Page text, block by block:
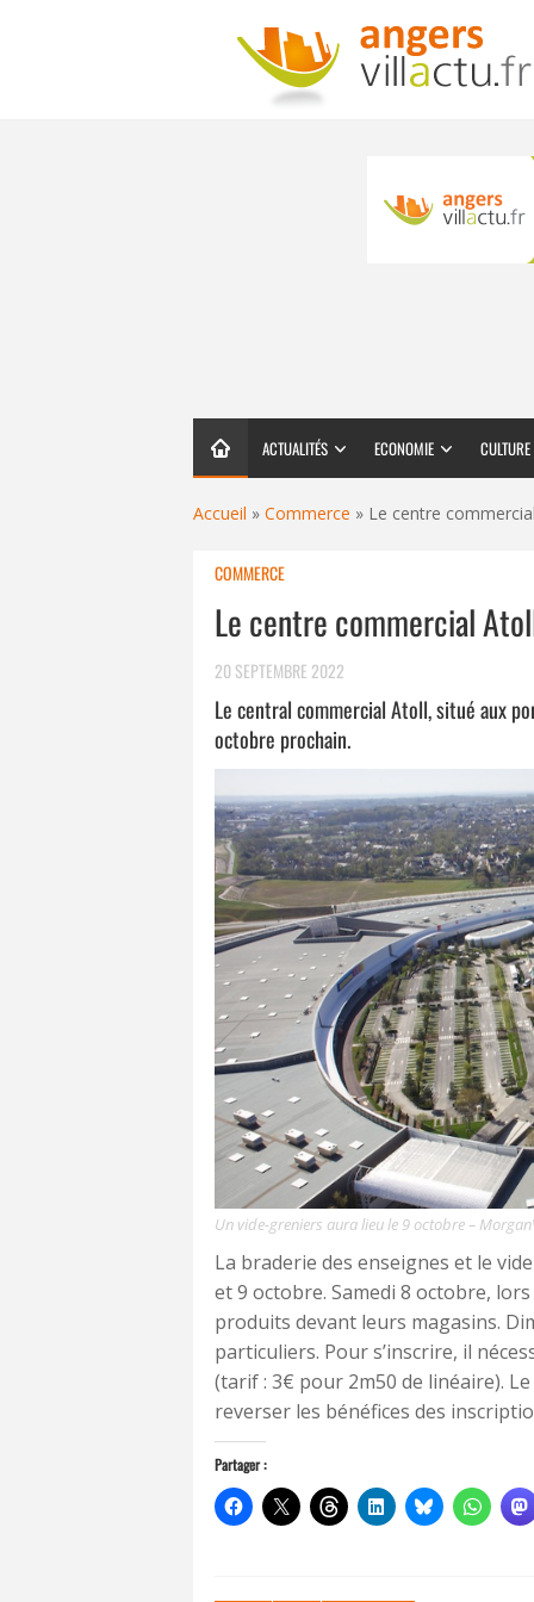
ACTUALITÉS ECONOMIE CULTURE
Accueil » Commerce » Le centre
COMMERCE
Le centre commercial
20 SEPTEMBRE 2022
Le central commercial Atoll, situé aux
octobre prochain.
Un vide-greniers aura lieu le 9 octobre –
La braderie des enseignes et le
et 9 octobre. Samedi 8 octobre,
produits devant leurs magasins.
particuliers. Pour s’inscrire, il
(tarif : 3€ pour 2m50 de linéaire).
reverser les bénéfices des
Partager :